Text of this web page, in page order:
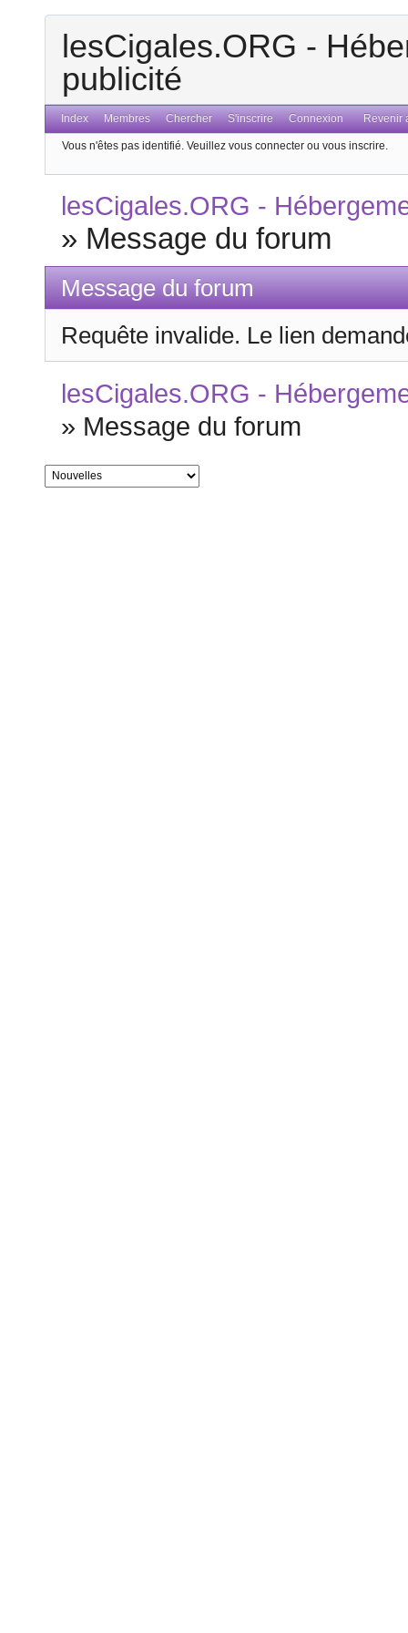
lesCigales.ORG -
publicité
Index Membres Chercher S'inscrire Connexion Revenir
Vous n'êtes pas identifié. Veuillez vous connecter ou vous inscrire.
lesCigales.ORG -
» Message du forum
Message du forum
Requête invalide. Le lien
lesCigales.ORG -
» Message du forum